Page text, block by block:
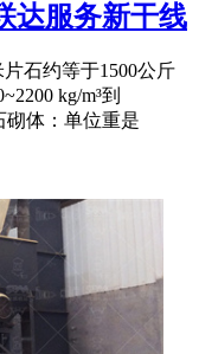
达服务新干线
石约等于1500公斤
kg/m³到
砌体：单位重是